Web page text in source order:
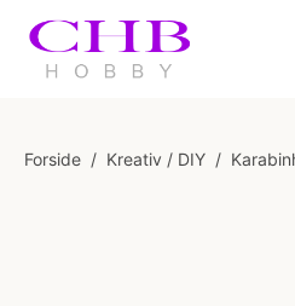
Forside / Kreativ / DIY /